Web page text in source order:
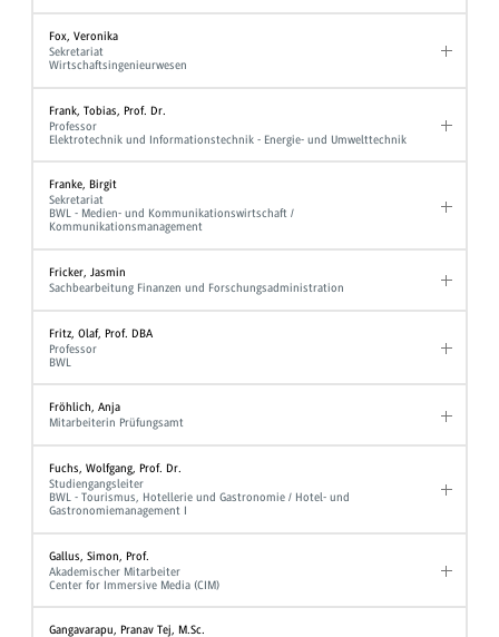
Fox, Veronika
Sekretariat
Wirtschaftsingenieurwesen
Frank, Tobias, Prof. Dr.
Professor
Elektrotechnik und Informationstechnik - Energie- und Umwelttechnik
Franke, Birgit
Sekretariat
BWL - Medien- und Kommunikationswirtschaft /
Kommunikationsmanagement
Fricker, Jasmin
Sachbearbeitung Finanzen und Forschungsadministration
Fritz, Olaf, Prof. DBA
Professor
BWL
Fröhlich, Anja
Mitarbeiterin Prüfungsamt
Fuchs, Wolfgang, Prof. Dr.
Studiengangsleiter
BWL - Tourismus, Hotellerie und Gastronomie / Hotel- und
Gastronomiemanagement I
Gallus, Simon, Prof.
Akademischer Mitarbeiter
Center for Immersive Media (CIM)
Gangavarapu, Pranav Tej, M.Sc.